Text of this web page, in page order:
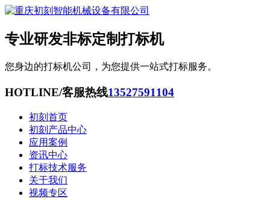
专业研发非标定制打标机
您身边的打标机公司，为您提供一站式打标服务。
HOTLINE/客服热线13527591104
初刻首页
初刻产品中心
应用案例
资讯中心
打标技术服务
关于我们
视频专区